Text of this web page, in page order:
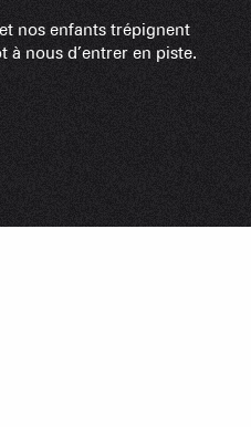
nos enfants trépignent
à nous d’entrer en piste.